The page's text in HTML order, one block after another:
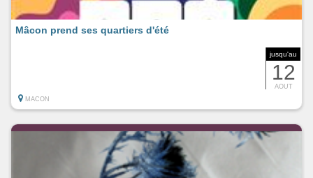
jusqu'au
12
AOUT
Mâcon prend ses quartiers d'été
MACON